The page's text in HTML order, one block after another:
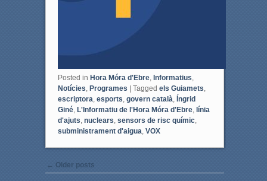
Posted in Hora Móra d'Ebre, Informatius
Notícies Programes | Tagged els Guiamets
escriptora esports govern català Íngrid
Giné, L'Informatiu de l'Hora Móra d'Ebre, línia
d'ajuts nuclears sensors de risc químic,
subministrament d'aigua VOX
Post navigation
← Older posts